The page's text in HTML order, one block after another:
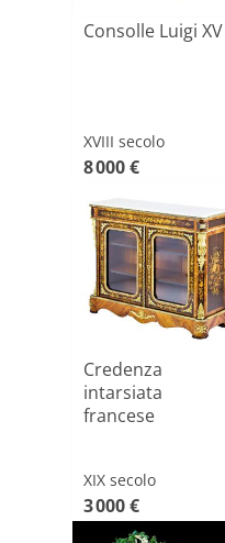
Consolle Luigi XV
XVIII secolo
8 000 €
Credenza
intarsiata
francese
XIX secolo
3 000 €